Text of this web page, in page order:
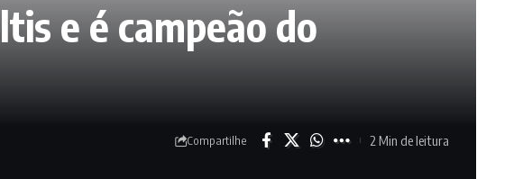
e é campeão do
Compartilhe 2 Min de leitura